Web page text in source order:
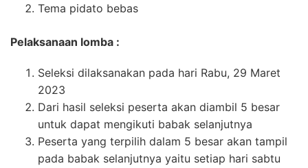
Tema pidato bebas
Pelaksanaan lomba :
Seleksi dilaksanakan pada hari Rabu, 29 Maret
2023
Dari hasil seleksi peserta akan diambil 5 besar
untuk dapat mengikuti babak selanjutnya
Peserta yang terpilih dalam 5 besar akan tampil
pada babak selanjutnya yaitu setiap hari sabtu